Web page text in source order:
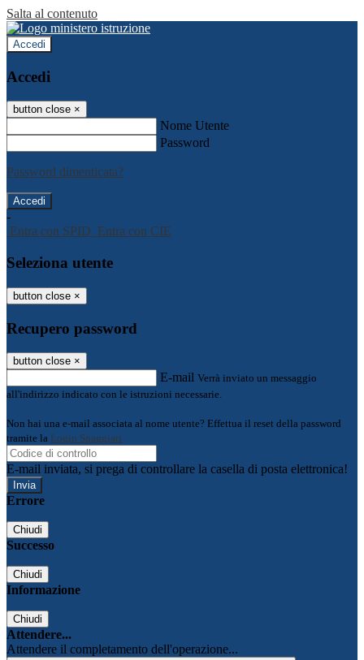
Salta al contenuto
Accedi
Accedi
button close ×
Nome Utente
Password
Password dimenticata?
-
Entra con SPID Entra con CIE
Seleziona utente
button close ×
Recupero password
button close ×
E-mail Verrà inviato un messaggio
all'indirizzo indicato con le istruzioni necessarie.
Non hai una e-mail associata al nome utente? Effettua il reset della password
tramite la Login Spaggiari
E-mail inviata, si prega di controllare la casella di posta elettronica!
Errore
Chiudi
Successo
Chiudi
Informazione
Chiudi
Attendere...
Attendere il completamento dell'operazione...